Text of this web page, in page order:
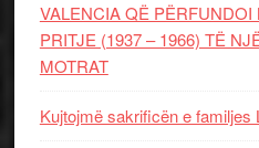
VALENCIA QË
PRITJE (1937 – 1966) TË
MOTRAT
Kujtojmë sakrificën e familjes